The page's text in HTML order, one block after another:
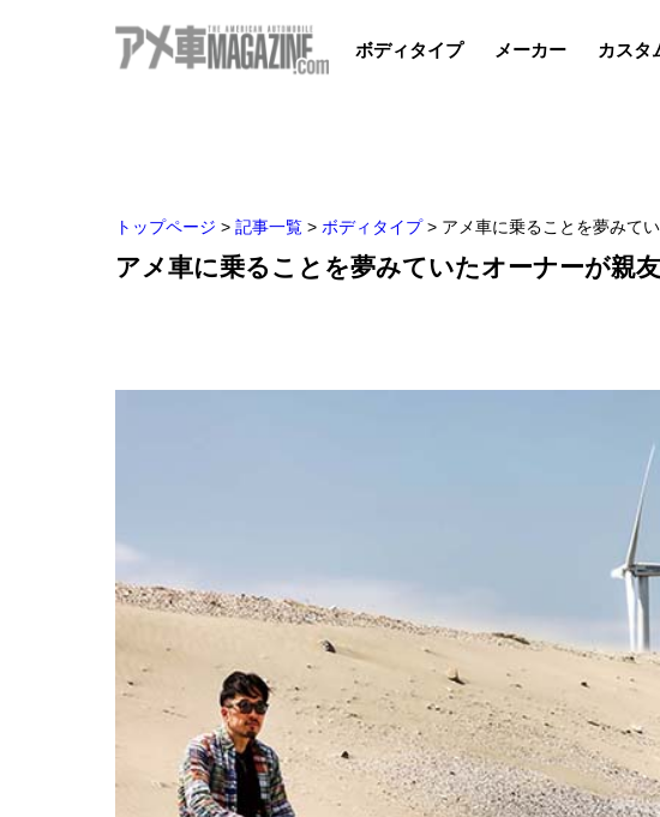
ボディタイプ メーカー カスタ
トップページ > 記事一覧 > ボディタイプ > アメ車に乗ることを夢みて
アメ車に乗ることを夢みていたオーナーが親